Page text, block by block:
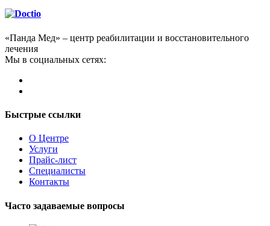
«Панда Мед» – центр реабилитации и восстановительного
лечения
Мы в социальных сетях:
Быстрые ссылки
О Центре
Услуги
Прайс-лист
Специалисты
Контакты
Часто задаваемые вопросы